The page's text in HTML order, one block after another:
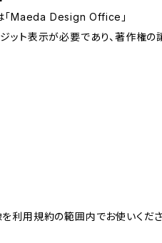
「Maeda Design Office」
ット表示が必要であり、著作権の
利用規約の範囲内でお使いくだ